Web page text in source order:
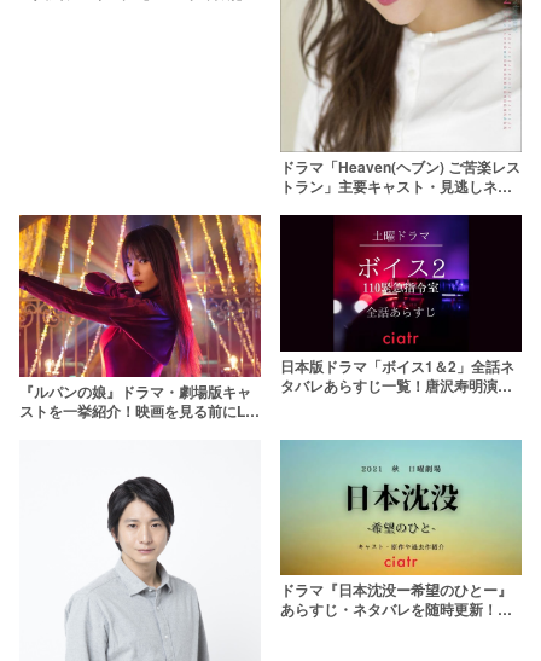
ドラマ「Heaven(ヘブン) ご苦楽レス
トラン」主要キャスト・見逃しネタ
『ルパンの娘』ドラマ・劇場版キャ
ストを一挙紹介！映画を見る前にLの
日本版ドラマ「ボイス1＆2」全話ネ
タバレあらすじ一覧！唐沢寿明演じ
ドラマ『日本沈没ー希望のひとー』
あらすじ・ネタバレを随時更新！第3